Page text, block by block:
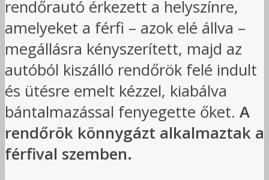
rendőrautó érkezett a helyszínre,
amelyeket a férfi – azok elé állva –
megállásra kényszerített, majd az
autóból kiszálló rendőrök felé indult
és ütésre emelt kézzel, kiabálva
bántalmazással fenyegette őket. A
rendőrök könnygázt alkalmaztak a
férfival szemben.